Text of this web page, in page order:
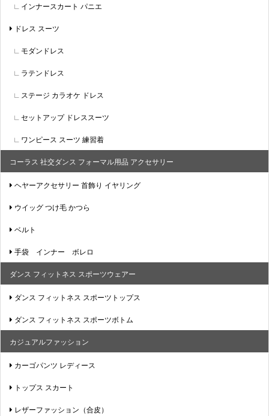
インナースカート パニエ
ドレス スーツ
モダンドレス
ラテンドレス
ステージ カラオケ ドレス
セットアップ ドレススーツ
ワンピース スーツ 練習着
コーラス 社交ダンス フォーマル用品 アクセサリー
ヘヤーアクセサリー 首飾り イヤリング
ウイッグ つけ毛 かつら
ベルト
手袋 インナー ボレロ
ダンス フィットネス スポーツウェアー
ダンス フィットネス スポーツトップス
ダンス フィットネス スポーツボトム
カジュアルファッション
カーゴパンツ レディース
トップス スカート
レザーファッション（合皮）